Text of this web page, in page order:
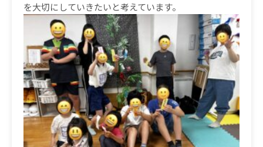
を大切にしていきたいと考えています。